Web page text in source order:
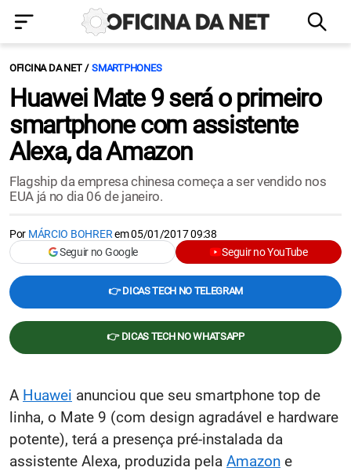
OFICINA DA NET SMARTPHONES
Huawei Mate 9 será o primeiro
smartphone com assistente
Alexa, da Amazon
Flagship da empresa chinesa começa a ser vendido nos
EUA já no dia 06 de janeiro.
Por MÁRCIO BOHRERem05/01/2017 09:38
Seguir no Google
Seguir no YouTube
👉 DICAS TECH NO TELEGRAM
👉 DICAS TECH NO WHATSAPP
A Huawei anunciou que seu smartphone top de
linha, o Mate 9 (com design agradável e hardware
potente), terá a presença pré-instalada da
assistente Alexa, produzida pela Amazon e